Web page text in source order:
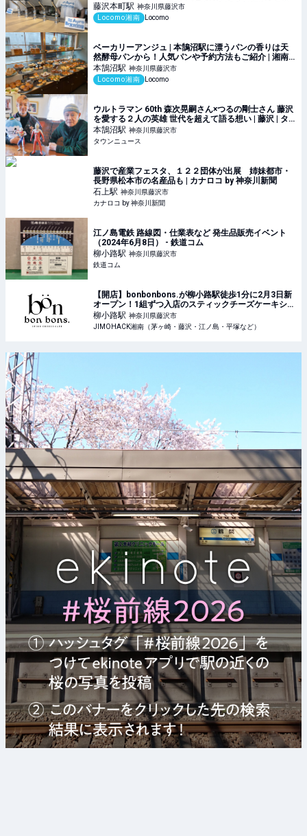
メディア Locomo
藤沢本町駅 神奈川県藤沢市
Locomo湘南
Locomo
ベーカリーアンジュ | 本鵠沼駅に漂うパンの香りは天
然酵母パンから！人気パンや予約方法もご紹介 | 湘南
の地域メディア Locomo
本鵠沼駅 神奈川県藤沢市
Locomo湘南
Locomo
ウルトラマン 60th 森次晃嗣さん×つるの剛士さん 藤沢
を愛する２人の英雄 世代を超えて語る想い | 藤沢 | タ
ウンニュース
本鵠沼駅 神奈川県藤沢市
タウンニュース
藤沢で産業フェスタ、１２２団体が出展 姉妹都市・
長野県松本市の名産品も | カナロコ by 神奈川新聞
石上駅 神奈川県藤沢市
カナロコ by 神奈川新聞
江ノ島電鉄 路線図・仕業表など 発生品販売イベント
（2024年6月8日） - 鉄道コム
柳小路駅 神奈川県藤沢市
鉄道コム
【開店】bonbonbons.が柳小路駅徒歩1分に2月3日新
オープン！1組ずつ入店のスティックチーズケーキショ
ップ | JIMOHACK湘南（茅ヶ崎・藤沢・江ノ島・平塚
など）
柳小路駅 神奈川県藤沢市
JIMOHACK湘南（茅ヶ崎・藤沢・江ノ島・平塚など）